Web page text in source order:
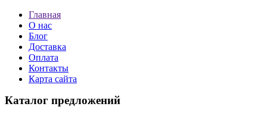
Главная
О нас
Блог
Доставка
Оплата
Контакты
Карта сайта
Каталог предложений